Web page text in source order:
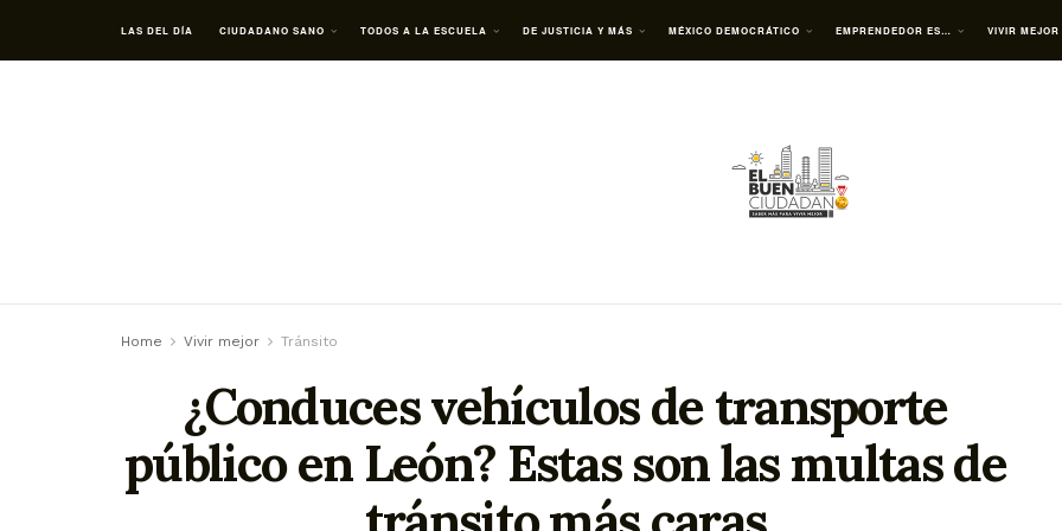
LAS DEL DÍA CIUDADANO SANO TODOS A LA ESCUELA DE JUSTICIA Y MÁS MÉXICO DEMOCRÁTICO EMPRENDEDOR ES… VIVIR MEJOR
Home Vivir mejor Tránsito
¿Conduces vehículos de transporte
público en León? Estas son las multas de